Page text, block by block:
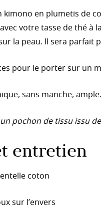
kimono en plumetis de
votre tasse de thé à
la peau. Il sera
pour le porter sur un
sans manche, ample.
pochon de tissu issu
entretien
coton
sur l’envers